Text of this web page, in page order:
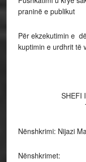
praninë e publikut
Për ekzekutimin e
kuptimin e urdhrit të
SHEFI
Nënshkrimi: Nijazi
Nënshkrimet: